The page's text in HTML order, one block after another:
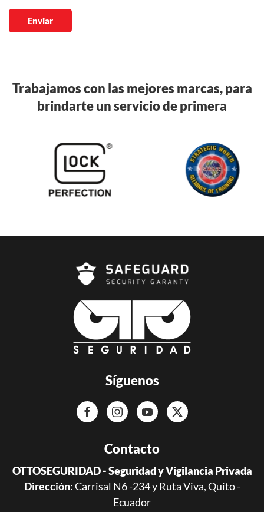
Enviar
Trabajamos con las mejores marcas, para
brindarte un servicio de primera
Síguenos
Contacto
OTTOSEGURIDAD - Seguridad y Vigilancia Privada
Dirección: Carrisal N6 -234 y Ruta Viva, Quito -
Ecuador